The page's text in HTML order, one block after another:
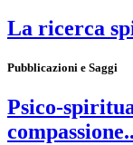
La ricerca
Pubblicazioni e Saggi
Psico-